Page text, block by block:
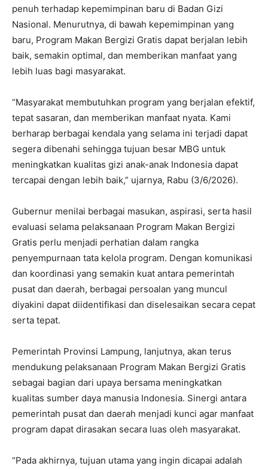
penuh terhadap kepemimpinan baru di Badan Gizi
Nasional. Menurutnya, di bawah kepemimpinan yang
baru, Program Makan Bergizi Gratis dapat berjalan lebih
baik, semakin optimal, dan memberikan manfaat yang
lebih luas bagi masyarakat.
“Masyarakat membutuhkan program yang berjalan efektif,
tepat sasaran, dan memberikan manfaat nyata. Kami
berharap berbagai kendala yang selama ini terjadi dapat
segera dibenahi sehingga tujuan besar MBG untuk
meningkatkan kualitas gizi anak-anak Indonesia dapat
tercapai dengan lebih baik,” ujarnya, Rabu (3/6/2026).
Gubernur menilai berbagai masukan, aspirasi, serta hasil
evaluasi selama pelaksanaan Program Makan Bergizi
Gratis perlu menjadi perhatian dalam rangka
penyempurnaan tata kelola program. Dengan komunikasi
dan koordinasi yang semakin kuat antara pemerintah
pusat dan daerah, berbagai persoalan yang muncul
diyakini dapat diidentifikasi dan diselesaikan secara cepat
serta tepat.
Pemerintah Provinsi Lampung, lanjutnya, akan terus
mendukung pelaksanaan Program Makan Bergizi Gratis
sebagai bagian dari upaya bersama meningkatkan
kualitas sumber daya manusia Indonesia. Sinergi antara
pemerintah pusat dan daerah menjadi kunci agar manfaat
program dapat dirasakan secara luas oleh masyarakat.
“Pada akhirnya, tujuan utama yang ingin dicapai adalah